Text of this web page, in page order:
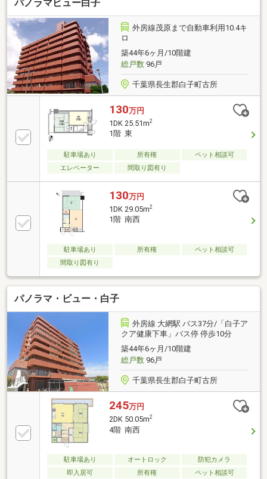
パノラマビュー白子
外房線茂原まで自動車利用10.4キ
ロ
築44年6ヶ月/10階建
総戸数96戸
千葉県長生郡白子町古所
130万円
1DK 25.51m2
1階 東
駐車場あり 所有権
ペット相談可
エレベーター
間取り図有り
130万円
1DK 29.05m2
1階 南西
駐車場あり 所有権
ペット相談可
間取り図有り
パノラマ・ビュー・白子
外房線 大網駅 バス37分/「白子ア
クア健康下車」バス停 停歩10分
築44年6ヶ月/10階建
総戸数96戸
千葉県長生郡白子町古所
245万円
2DK 50.05m2
4階 南西
駐車場あり オートロック
防犯カメラ
即入居可
所有権 ペット相談可